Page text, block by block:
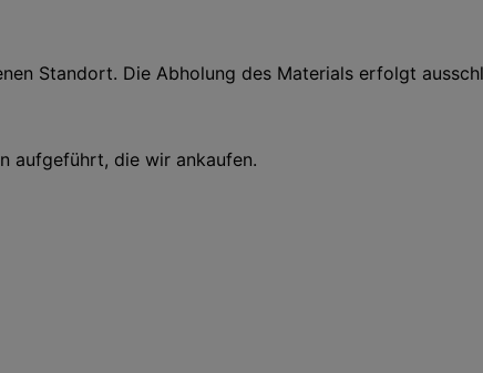
Standort. Die Abholung des Materials erfolgt
aufgeführt, die wir ankaufen.